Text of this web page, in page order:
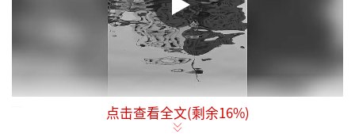
点击查看全文(剩余16%)